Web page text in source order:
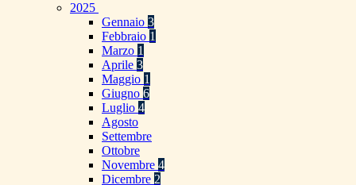
2025
Gennaio 3
Febbraio 1
Marzo 1
Aprile 3
Maggio 1
Giugno 6
Luglio 4
Agosto
Settembre
Ottobre
Novembre 4
Dicembre 2